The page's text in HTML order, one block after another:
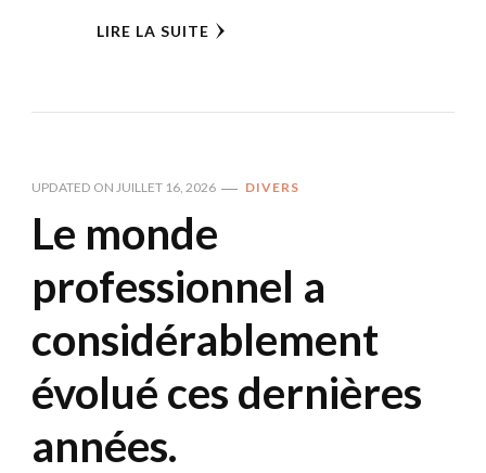
LIRE LA SUITE
UPDATED ON JUILLET 16, 2026 DIVERS
Le monde
professionnel a
considérablement
évolué ces dernières
années.